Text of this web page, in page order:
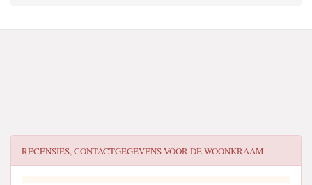
RECENSIES, CONTACTGEGEVENS VOORDE WOONKRAAM